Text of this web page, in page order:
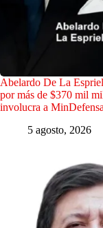
Abelardo De La
por más de $370 mil
involucra a
5 agosto, 2026